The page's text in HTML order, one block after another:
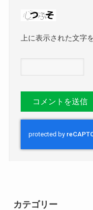
上に表示された文字
カテゴリー